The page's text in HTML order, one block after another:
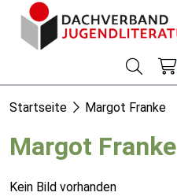
Startseite Margot Franke
Margot Franke
Kein Bild vorhanden